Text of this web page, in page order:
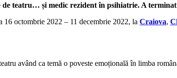
teatru… și medic rezident în psihiatrie. A
octombrie 2022 – 11 decembrie 2022, la Craiova,
având ca temă o poveste emoțională în limba